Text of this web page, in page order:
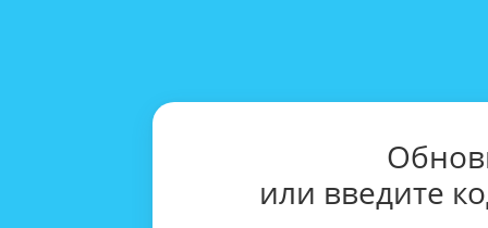
или введите